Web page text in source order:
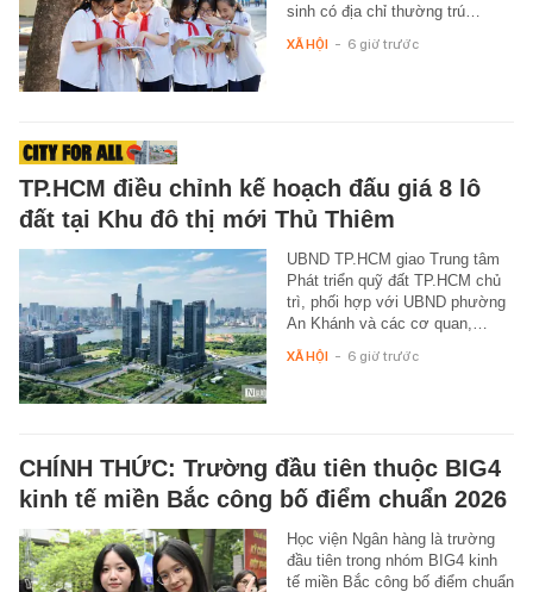
sinh có địa chỉ thường trú…
XÃ HỘI - 6 giờ trước
TP.HCM điều chỉnh kế hoạch đấu giá 8 lô
đất tại Khu đô thị mới Thủ Thiêm
UBND TP.HCM giao Trung tâm
Phát triển quỹ đất TP.HCM chủ
trì, phối hợp với UBND phường
An Khánh và các cơ quan,…
XÃ HỘI - 6 giờ trước
CHÍNH THỨC: Trường đầu tiên thuộc BIG4
kinh tế miền Bắc công bố điểm chuẩn 2026
Học viện Ngân hàng là trường
đầu tiên trong nhóm BIG4 kinh
tế miền Bắc công bố điểm chuẩn